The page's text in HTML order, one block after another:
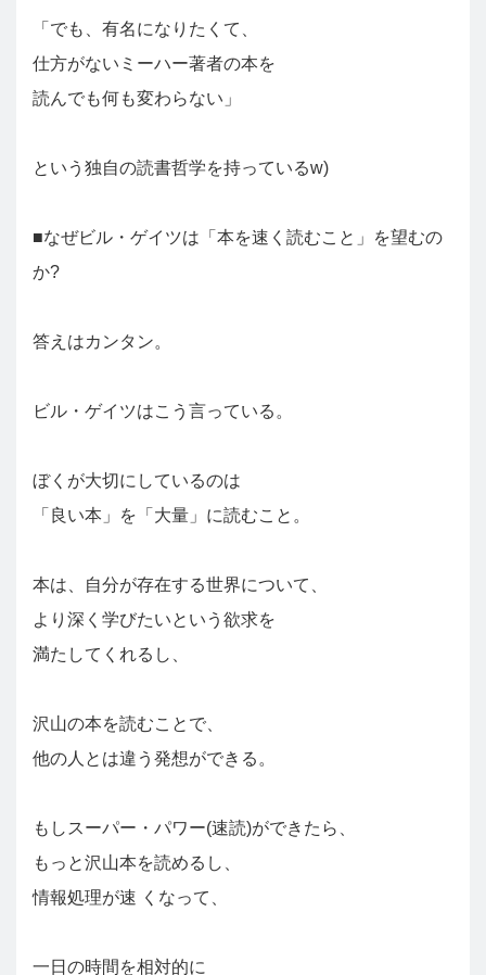
「でも、有名になりたくて、
仕方がないミーハー著者の本を
読んでも何も変わらない」
という独自の読書哲学を持っているw)
■なぜビル・ゲイツは「本を速く読むこと」を望むの
か?
答えはカンタン。
ビル・ゲイツはこう言っている。
ぼくが大切にしているのは
「良い本」を「大量」に読むこと。
本は、自分が存在する世界について、
より深く学びたいという欲求を
満たしてくれるし、
沢山の本を読むことで、
他の人とは違う発想ができる。
もしスーパー・パワー(速読)ができたら、
もっと沢山本を読めるし、
情報処理が速 くなって、
一日の時間を相対的に